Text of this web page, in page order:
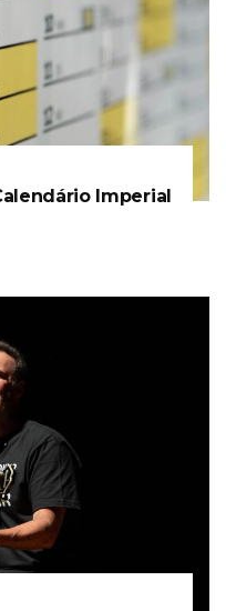
Imperial